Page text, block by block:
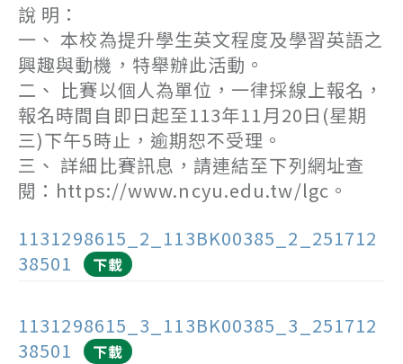
說 明：
一、 本校為提升學生英文程度及學習英語之
興趣與動機，特舉辦此活動。
二、 比賽以個人為單位，一律採線上報名，
報名時間自即日起至113年11月20日(星期
三)下午5時止，逾期恕不受理。
三、 詳細比賽訊息，請連結至下列網址查
閱：https://www.ncyu.edu.tw/lgc。
1131298615_2_113BK00385_2_251712
38501
下載
1131298615_3_113BK00385_3_251712
38501
下載